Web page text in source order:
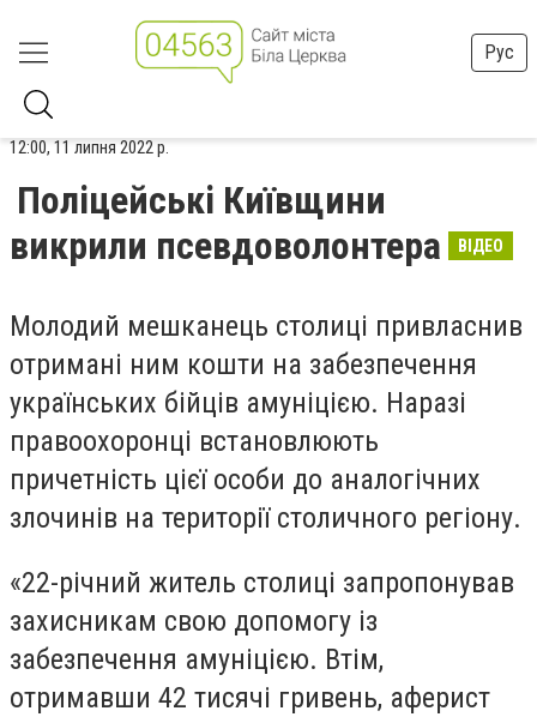
Рус
12:00, 11 липня 2022 р.
Поліцейські Київщини
викрили псевдоволонтера
ВІДЕО
Молодий мешканець столиці привласнив
отримані ним кошти на забезпечення
українських бійців амуніцією. Наразі
правоохоронці встановлюють
причетність цієї особи до аналогічних
злочинів на території столичного регіону.
«22-річний житель столиці запропонував
захисникам свою допомогу із
забезпечення амуніцією. Втім,
отримавши 42 тисячі гривень, аферист